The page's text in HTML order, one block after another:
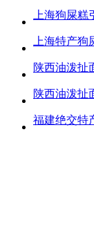
上海狗屎糕
上海特产狗
陕西油泼扯
陕西油泼扯
福建绝交特